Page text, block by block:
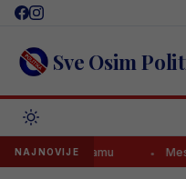
Skip
content Sve Osim
NAJNOVIJE
damu Messi